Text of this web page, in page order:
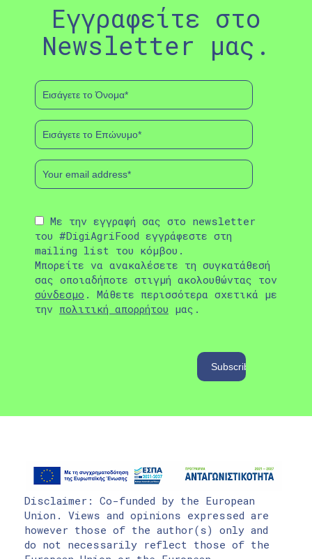
Εγγραφείτε στο
Newsletter μας.
Με την εγγραφή σας στο newsletter
του #DigiAgriFood εγγράφεστε στη
mailing list του κόμβου.
Μπορείτε να ανακαλέσετε τη συγκατάθεσή
σας οποιαδήποτε στιγμή ακολουθώντας τον
σύνδεσμο . Μάθετε περισσότερα σχετικά με
την πολιτική απορρήτου μας.
Disclaimer: Co-funded by the European
Union. Views and opinions expressed are
however those of the author(s) only and
do not necessarily reflect those of the